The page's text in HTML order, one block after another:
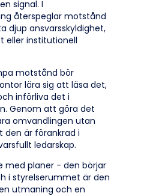
signal. I
återspeglar motstånd
djup ansvarsskyldighet,
eller institutionell
motstånd bör
lära sig att läsa det,
införliva det i
Genom att göra det
omvandlingen utan
den är förankrad i
ledarskap.
med planer - den börjar
i styrelserummet är den
utmaning och en